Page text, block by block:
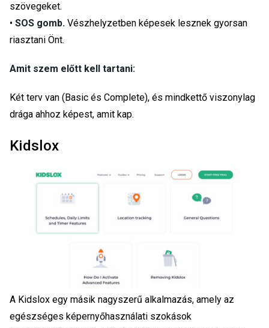
szövegeket.
• SOS gomb. Vészhelyzetben képesek lesznek gyorsan
riasztani Önt.
Amit szem előtt kell tartani:
Két terv van (Basic és Complete), és mindkettő viszonylag
drága ahhoz képest, amit kap.
Kidslox
A Kidslox egy másik nagyszerű alkalmazás, amely az
egészséges képernyőhasználati szokások